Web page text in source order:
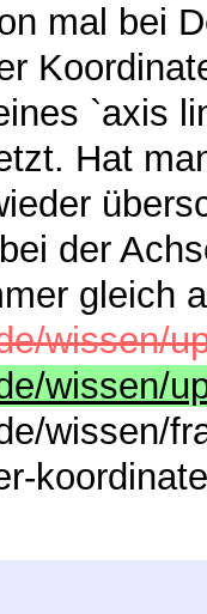
mal bei
`axis
Hat
der
gleich
wissen/
wissen/
wissen/